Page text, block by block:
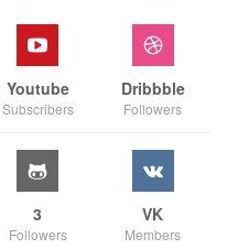
Youtube
Subscribers
Dribbble
Followers
3
Followers
VK
Members